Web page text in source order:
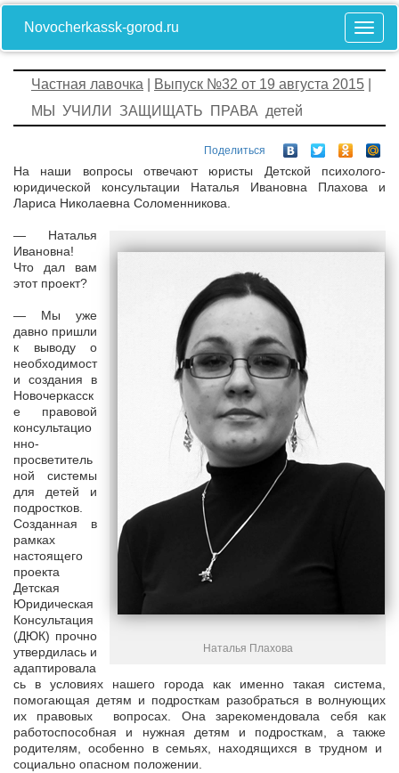
Novocherkassk-gorod.ru
Частная лавочка Выпуск №32 от 19 августа 2015
МЫ УЧИЛИ ЗАЩИЩАТЬ ПРАВА детей
Поделиться
На наши вопросы отвечают юристы Детской психолого-
юридической консультации Наталья Ивановна Плахова и
Лариса Николаевна Соломенникова.
Наталья Плахова
— Наталья
Ивановна!
Что дал вам
этот проект?
— Мы уже
давно пришли
к выводу о
необходимост
и создания в
Новочеркасск
е правовой
консультацио
нно-
просветитель
ной системы
для детей и
подростков.
Созданная в
рамках
настоящего
проекта
Детская
Юридическая
Консультация
(ДЮК) прочно
утвердилась и
адаптировала
сь в условиях нашего города как именно такая система,
помогающая детям и подросткам разобраться в волнующих
их правовых вопросах. Она зарекомендовала себя как
работоспособная и нужная детям и подросткам, а также
родителям, особенно в семьях, находящихся в трудном и
социально опасном положении.